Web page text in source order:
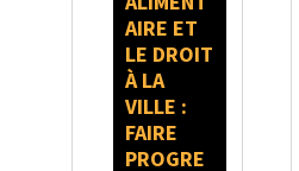
AIRE ET
LE DROIT
À LA
VILLE :
FAIRE
PROGRE